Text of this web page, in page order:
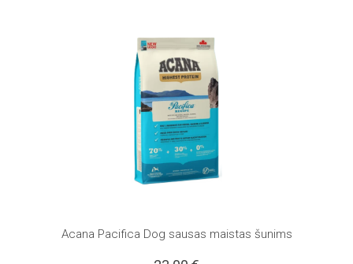
Acana Pacifica Dog sausas maistas šunims